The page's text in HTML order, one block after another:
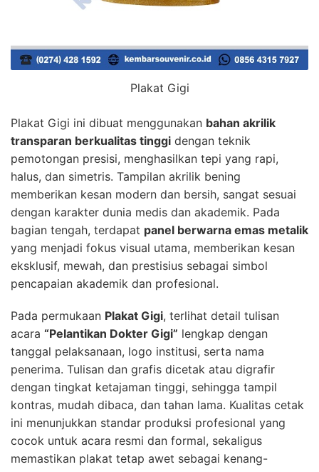
Plakat Gigi
Plakat Gigi ini dibuat menggunakan bahan akrilik
transparan berkualitas tinggi dengan teknik
pemotongan presisi, menghasilkan tepi yang rapi,
halus, dan simetris. Tampilan akrilik bening
memberikan kesan modern dan bersih, sangat sesuai
dengan karakter dunia medis dan akademik. Pada
bagian tengah, terdapat panel berwarna emas metalik
yang menjadi fokus visual utama, memberikan kesan
eksklusif, mewah, dan prestisius sebagai simbol
pencapaian akademik dan profesional.
Pada permukaan Plakat Gigi, terlihat detail tulisan
acara “Pelantikan Dokter Gigi” lengkap dengan
tanggal pelaksanaan, logo institusi, serta nama
penerima. Tulisan dan grafis dicetak atau digrafir
dengan tingkat ketajaman tinggi, sehingga tampil
kontras, mudah dibaca, dan tahan lama. Kualitas cetak
ini menunjukkan standar produksi profesional yang
cocok untuk acara resmi dan formal, sekaligus
memastikan plakat tetap awet sebagai kenang-